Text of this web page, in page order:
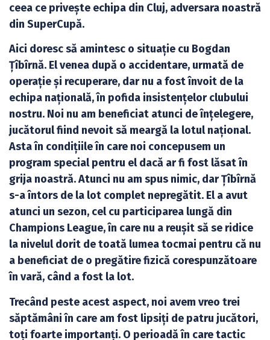
ceea ce privește echipa din Cluj, adversara noastră
din SuperCupă.
Aici doresc să amintesc o situație cu Bogdan
Țîbîrnă. El venea după o accidentare, urmată de
operație și recuperare, dar nu a fost învoit de la
echipa națională, în pofida insistențelor clubului
nostru. Noi nu am beneficiat atunci de înțelegere,
jucătorul fiind nevoit să meargă la lotul național.
Asta în condițiile în care noi concepusem un
program special pentru el dacă ar fi fost lăsat în
grija noastră. Atunci nu am spus nimic, dar Țîbîrnă
s-a întors de la lot complet nepregătit. El a avut
atunci un sezon, cel cu participarea lungă din
Champions League, în care nu a reușit să se ridice
la nivelul dorit de toată lumea tocmai pentru că nu
a beneficiat de o pregătire fizică corespunzătoare
în vară, când a fost la lot.
Trecând peste acest aspect, noi avem vreo trei
săptămâni în care am fost lipsiți de patru jucători,
toți foarte importanți. O perioadă în care tactic